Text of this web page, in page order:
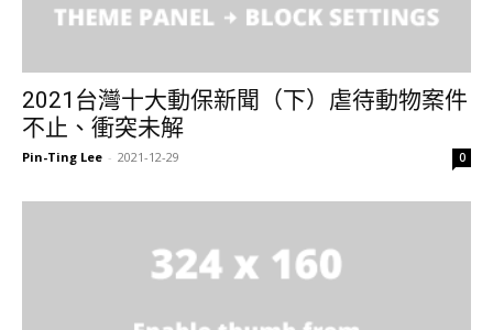
2021台灣十大動保新聞（下）虐待動物案件
不止、衝突未解
Pin-Ting Lee - 2021-12-29 0